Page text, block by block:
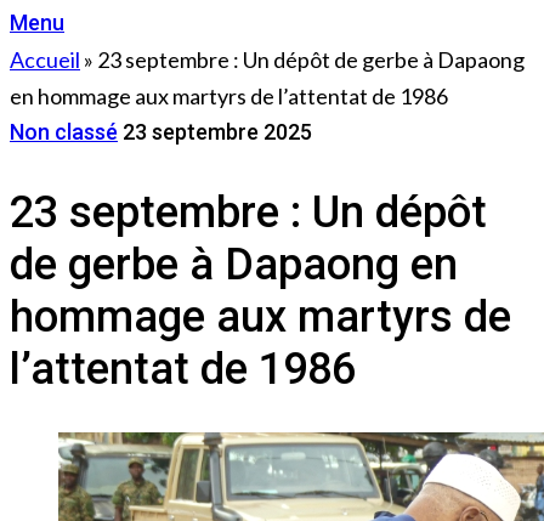
Menu
Accueil » 23 septembre : Un dépôt de gerbe à Dapaong
en hommage aux martyrs de l’attentat de 1986
Non classé 23 septembre 2025
23 septembre : Un dépôt
de gerbe à Dapaong en
hommage aux martyrs de
l’attentat de 1986